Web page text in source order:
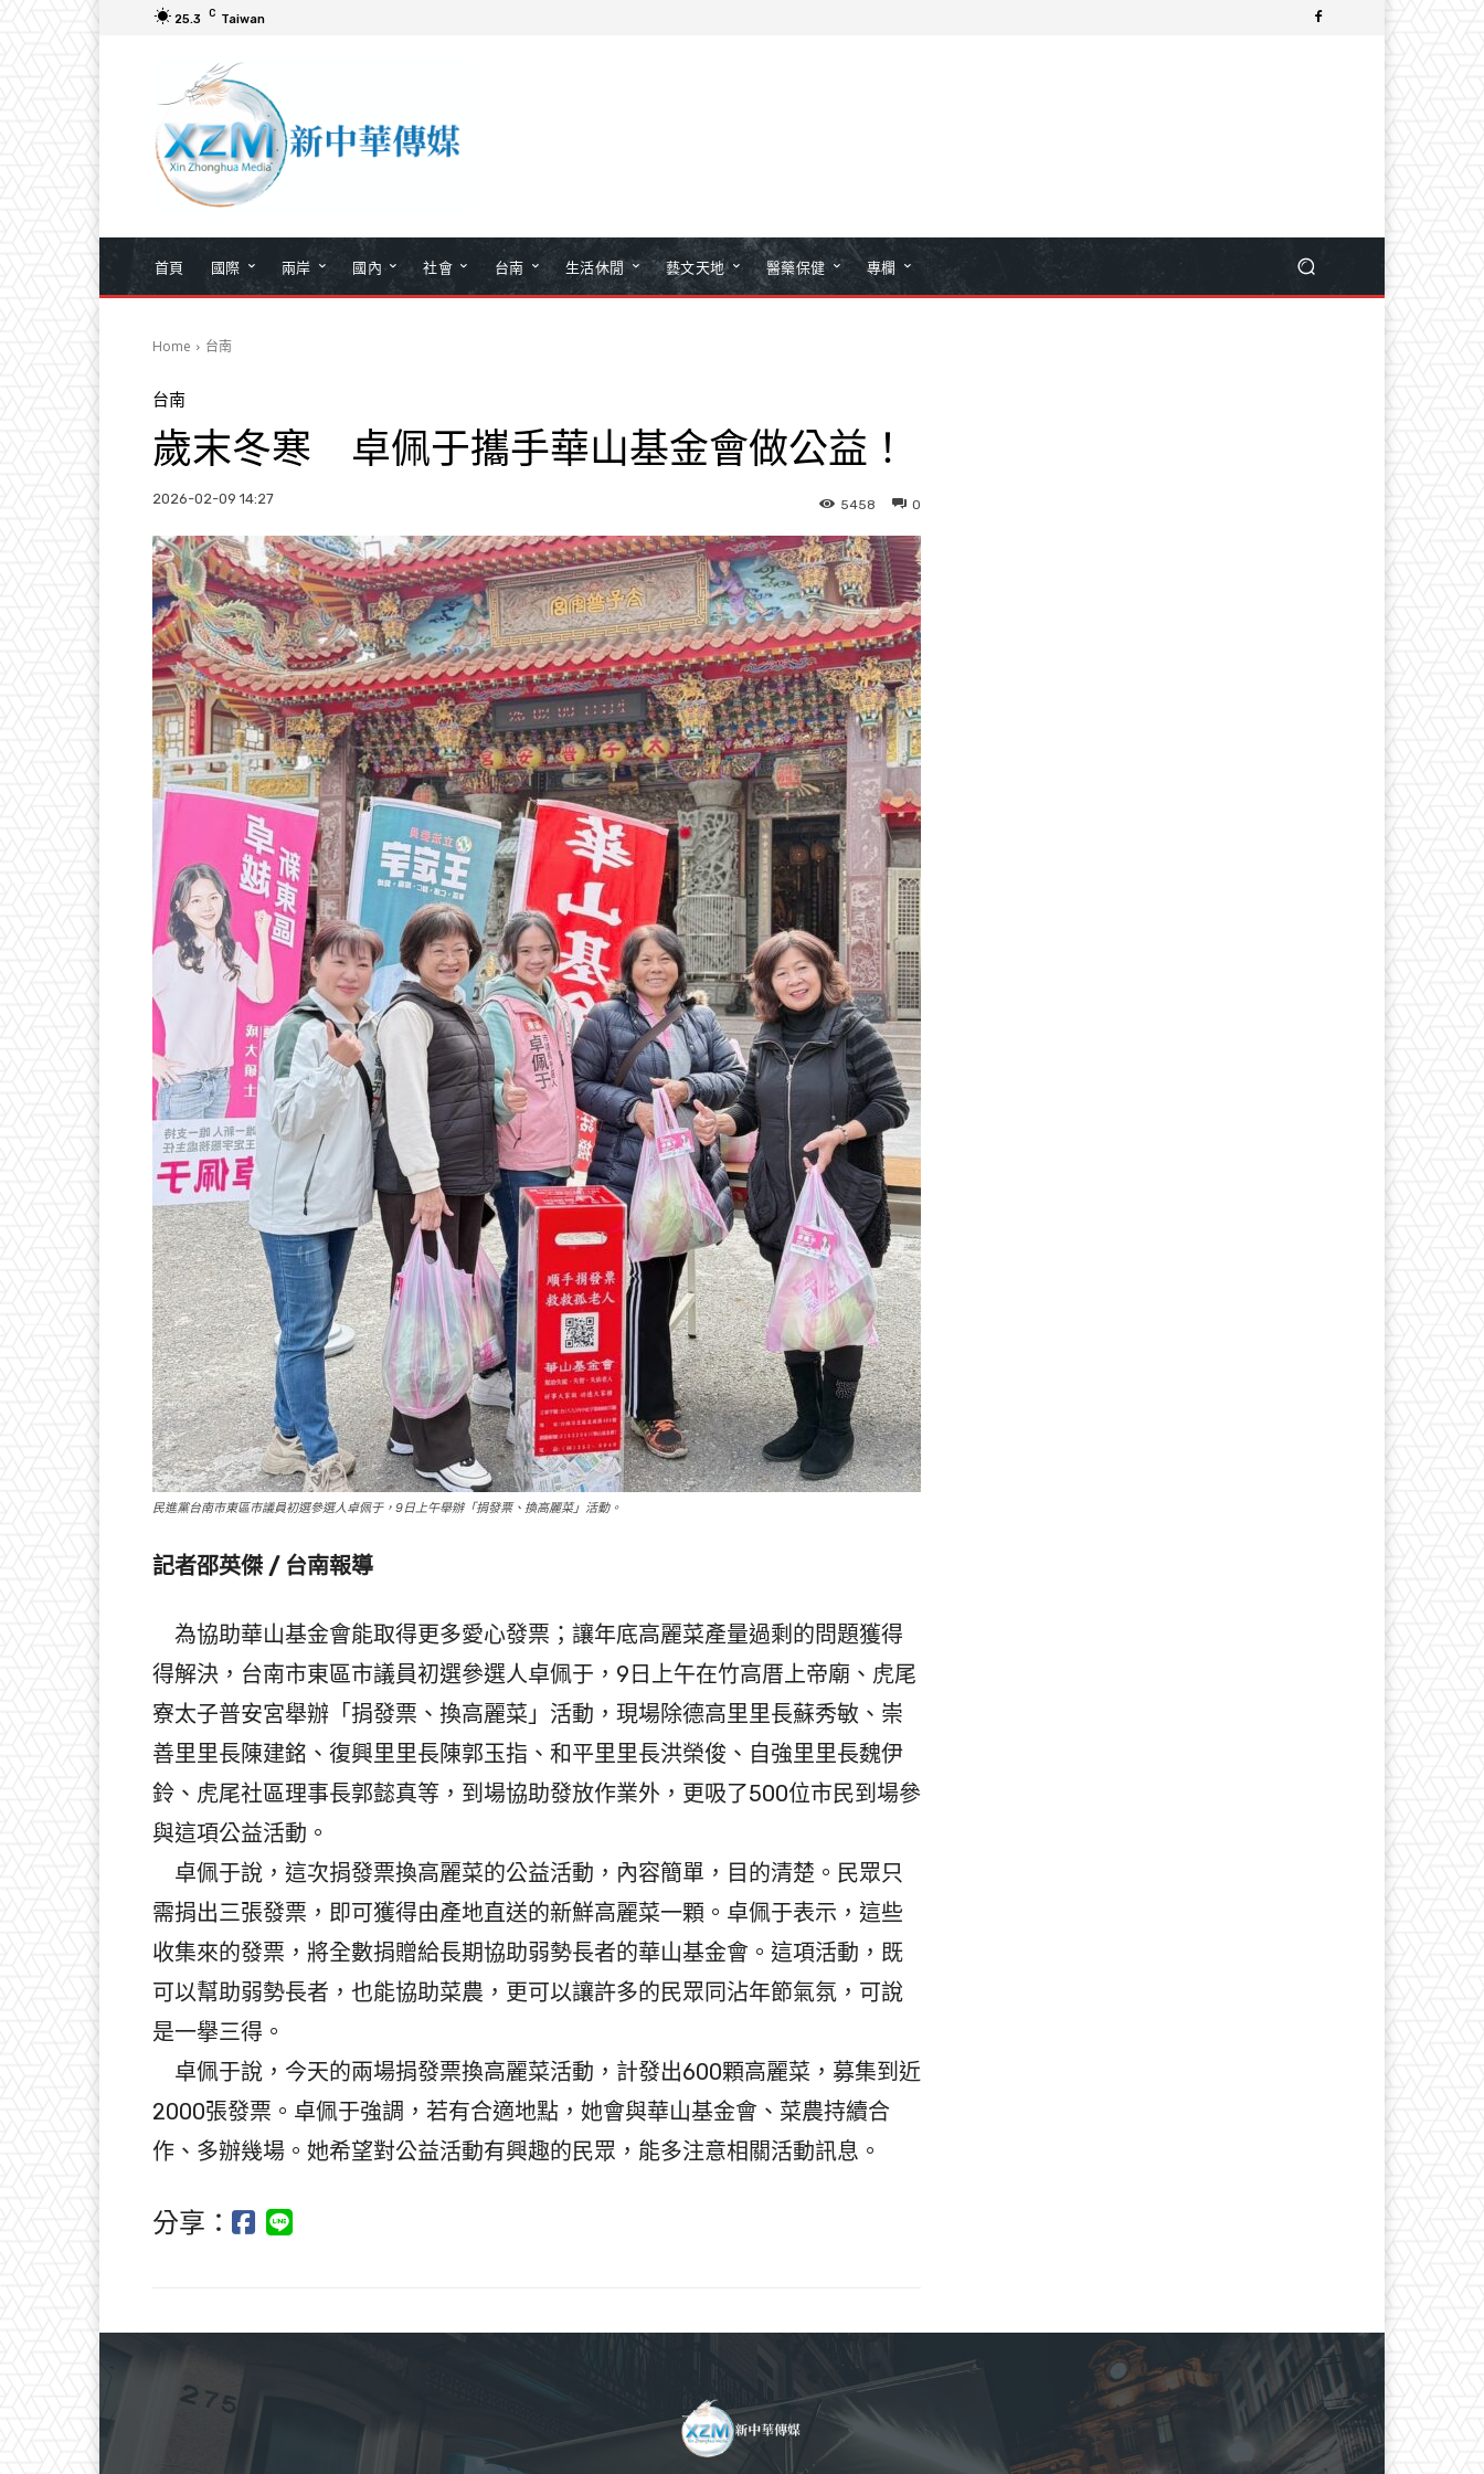
25.3 C Taiwan
首頁 國際 兩岸 國內 社會 台南 生活休閒 藝文天地 醫藥保健 專欄
Home 台南
台南
歲末冬寒 卓佩于攜手華山基金會做公益！
2026-02-09 14:27 0
5458
民進黨台南市東區市議員初選參選人卓佩于，9日上午舉辦「捐發票、換高麗菜」活動。
記者邵英傑 / 台南報導
為協助華山基金會能取得更多愛心發票；讓年底高麗菜產量過剩的問題獲得
得解決，台南市東區市議員初選參選人卓佩于，9日上午在竹高厝上帝廟、虎尾
寮太子普安宮舉辦「捐發票、換高麗菜」活動，現場除德高里里長蘇秀敏、崇
善里里長陳建銘、復興里里長陳郭玉指、和平里里長洪榮俊、自強里里長魏伊
鈴、虎尾社區理事長郭懿真等，到場協助發放作業外，更吸了500位市民到場參
與這項公益活動。
卓佩于說，這次捐發票換高麗菜的公益活動，內容簡單，目的清楚。民眾只
需捐出三張發票，即可獲得由產地直送的新鮮高麗菜一顆。卓佩于表示，這些
收集來的發票，將全數捐贈給長期協助弱勢長者的華山基金會。這項活動，既
可以幫助弱勢長者，也能協助菜農，更可以讓許多的民眾同沾年節氣氛，可說
是一擧三得。
卓佩于說，今天的兩場捐發票換高麗菜活動，計發出600顆高麗菜，募集到近
2000張發票。卓佩于強調，若有合適地點，她會與華山基金會、菜農持續合
作、多辦幾場。她希望對公益活動有興趣的民眾，能多注意相關活動訊息。
分享：